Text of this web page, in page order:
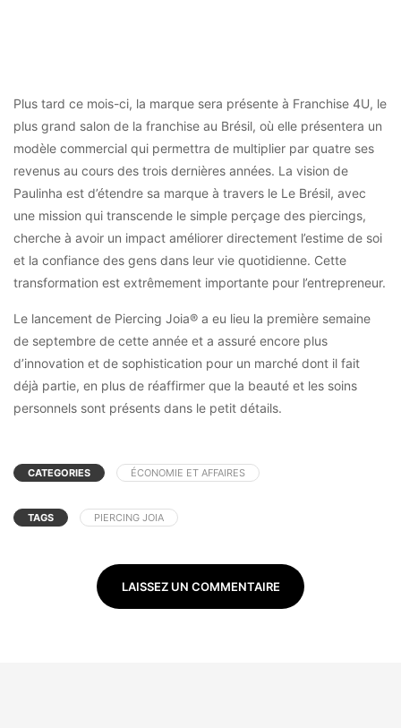
Plus tard ce mois-ci, la marque sera présente à Franchise 4U, le
plus grand salon de la franchise au Brésil, où elle présentera un
modèle commercial qui permettra de multiplier par quatre ses
revenus au cours des trois dernières années. La vision de
Paulinha est d’étendre sa marque à travers le Le Brésil, avec
une mission qui transcende le simple perçage des piercings,
cherche à avoir un impact améliorer directement l’estime de soi
et la confiance des gens dans leur vie quotidienne. Cette
transformation est extrêmement importante pour l’entrepreneur.
Le lancement de Piercing Joia® a eu lieu la première semaine
de septembre de cette année et a assuré encore plus
d’innovation et de sophistication pour un marché dont il fait
déjà partie, en plus de réaffirmer que la beauté et les soins
personnels sont présents dans le petit détails.
CATEGORIES ÉCONOMIE ET AFFAIRES
TAGS PIERCING JOIA
LAISSEZ UN COMMENTAIRE